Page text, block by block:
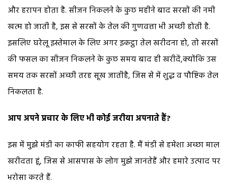
और हरापन होता है. सीजन निकलने के कुछ महीने बाद सरसों की नमी
खत्म हो जाती है, इस से सरसों के तेल की गुणवत्ता भी अच्छी होती है.
इसलिए घरेलू इस्तेमाल के लिए अगर इकट्ठा तेल खरीदना हो, तो सरसों
की फसल का सीजन निकलने के कुछ समय बाद ही खरीदें,क्योंकि उस
समय तक सरसों अच्छी तरह सूख जातीहै, जिस से में शुद्ध व पौष्टिक तेल
निकलता है.
आप अपने प्रचार के लिए भी कोई जरीया अपनाते हैं?
इस में मुझे मंडी का काफी सहयोग रहता है. मैं मंडी से हमेशा अच्छा माल
खरीदता हूं, जिस से आसपास के लोग मुझे जानतेहैं और हमारे उत्पाद पर
भरोसा करते हैं.